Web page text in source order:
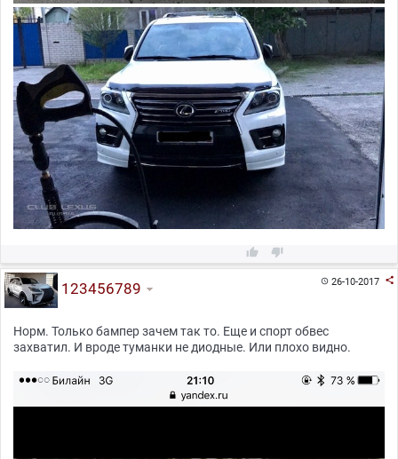
 
26-10-2017 
123456789
Норм. Только бампер зачем так то. Еще и спорт обвес
захватил. И вроде туманки не диодные. Или плохо видно.